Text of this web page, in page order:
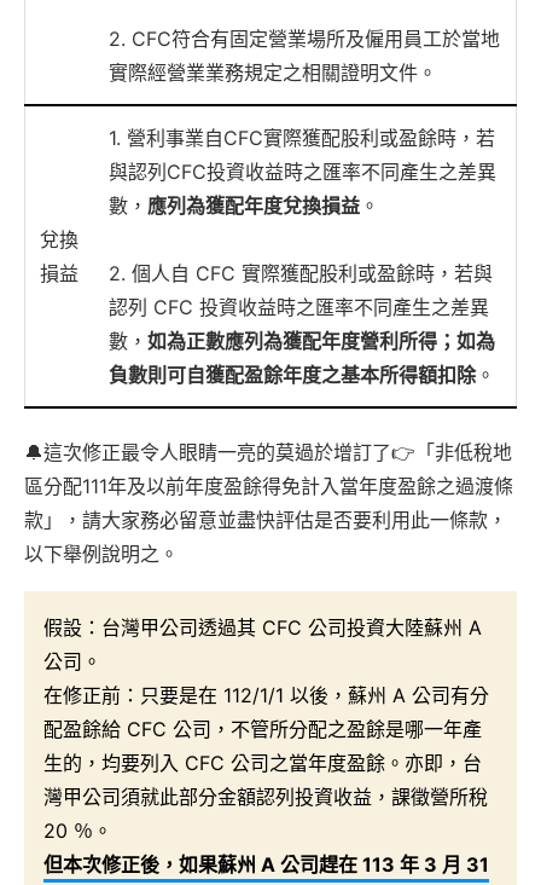
2. CFC符合有固定營業場所及僱用員工於當地
實際經營業業務規定之相關證明文件。
兌換
損益
1. 營利事業自CFC實際獲配股利或盈餘時，若
與認列CFC投資收益時之匯率不同產生之差異
數， 應列為獲配年度兌換損益 。
2. 個人自 CFC 實際獲配股利或盈餘時，若與
認列 CFC 投資收益時之匯率不同產生之差異
數， 如為正數應列為獲配年度營利所得；如為
負數則可自獲配盈餘年度之基本所得額扣除。
🔔這次修正最令人眼睛一亮的莫過於增訂了👉「非低稅地
區分配111年及以前年度盈餘得免計入當年度盈餘之過渡條
款」，請大家務必留意並盡快評估是否要利用此一條款，
以下舉例說明之。
假設：台灣甲公司透過其 CFC 公司投資大陸蘇州 A
公司。
在修正前：只要是在 112/1/1 以後，蘇州 A 公司有分
配盈餘給 CFC 公司，不管所分配之盈餘是哪一年產
生的，均要列入 CFC 公司之當年度盈餘。亦即，台
灣甲公司須就此部分金額認列投資收益，課徵營所稅
20 ％。
但本次修正後，如果蘇州 A 公司趕在 113 年 3 月 31